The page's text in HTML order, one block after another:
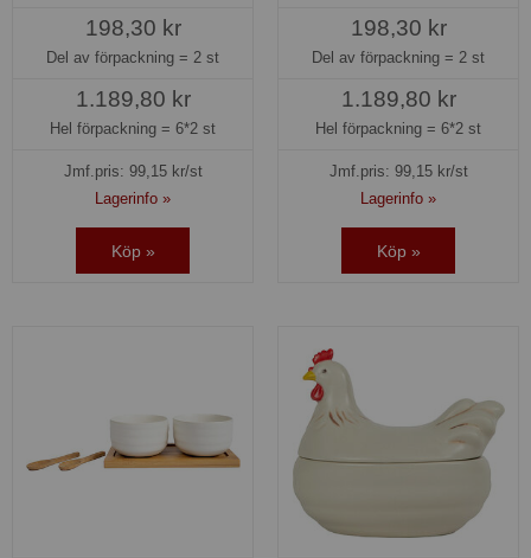
198,30 kr
Del av förpackning = 2 st
1.189,80 kr
Hel förpackning = 6*2 st
Jmf.pris: 99,15kr/st
Lagerinfo »
Köp »
198,30 kr
Del av förpackning = 2 st
1.189,80 kr
Hel förpackning = 6*2 st
Jmf.pris: 99,15kr/st
Lagerinfo »
Köp »